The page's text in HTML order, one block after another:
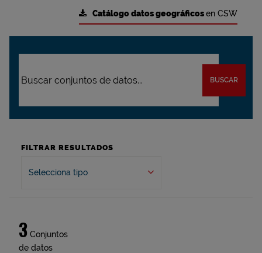
Catálogo datos geográficosen CSW
BUSCAR
FILTRAR RESULTADOS
Selecciona tipo
3 Conjuntos
de datos